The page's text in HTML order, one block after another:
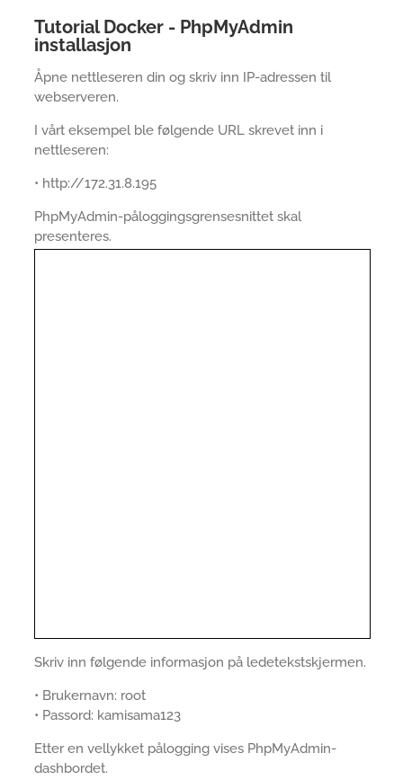
Tutorial Docker - PhpMyAdmin
installasjon
Åpne nettleseren din og skriv inn IP-adressen til
webserveren.
I vårt eksempel ble følgende URL skrevet inn i
nettleseren:
• http://172.31.8.195
PhpMyAdmin-påloggingsgrensesnittet skal
presenteres.
Skriv inn følgende informasjon på ledetekstskjermen.
• Brukernavn: root
• Passord: kamisama123
Etter en vellykket pålogging vises PhpMyAdmin-
dashbordet.